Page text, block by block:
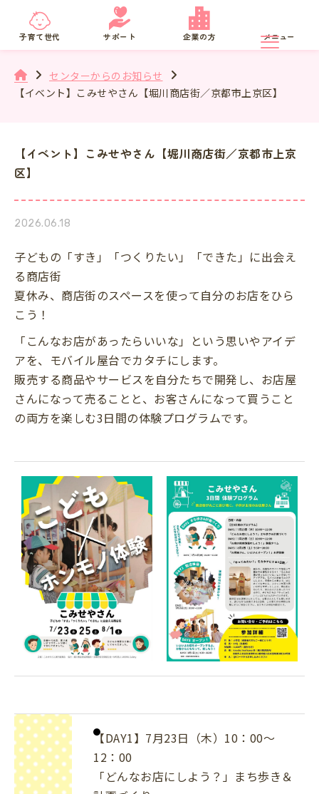
京都府
子育て世代 サポート 企業の方 メニュー
センターからのお知らせ
【イベント】こみせやさん【堀川商店街／京都市上京区】
【イベント】こみせやさん【堀川商店街／京都市上京
区】
2026.06.18
子どもの「すき」「つくりたい」「できた」に出会え
る商店街
夏休み、商店街のスペースを使って自分のお店をひら
こう！
「こんなお店があったらいいな」という思いやアイデ
アを、モバイル屋台でカタチにします。
販売する商品やサービスを自分たちで開発し、お店屋
さんになって売ることと、お客さんになって買うこと
の両方を楽しむ3日間の体験プログラムです。
【DAY1】7月23日（木）10：00～
12：00
「どんなお店にしよう？」まち歩き＆